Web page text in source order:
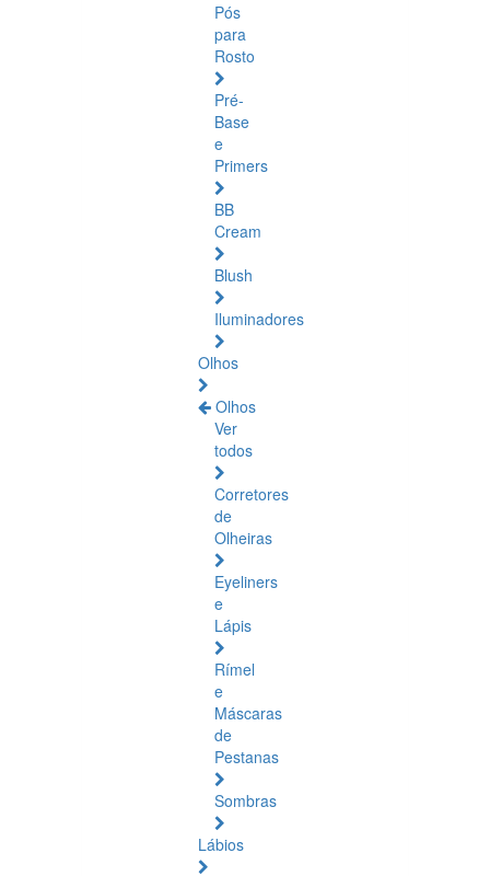
Pós
para
Rosto
Pré-
Base
e
Primers
BB
Cream
Blush
Iluminadores
Olhos
Olhos
Ver
todos
Corretores
de
Olheiras
Eyeliners
e
Lápis
Rímel
e
Máscaras
de
Pestanas
Sombras
Lábios